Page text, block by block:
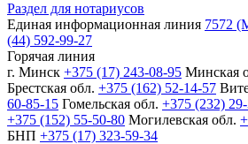
Раздел для нотариусов
Единая информационная линия 7572
(44) 592-99-27
Горячая линия
г. Минск +375 (17) 243-08-95 Минская
Брестская обл. +375 (162) 52-14-57
60-85-15 Гомельская обл. +375 (232)
+375 (152) 55-50-80 Могилевская обл.
БНП +375 (17) 323-59-34